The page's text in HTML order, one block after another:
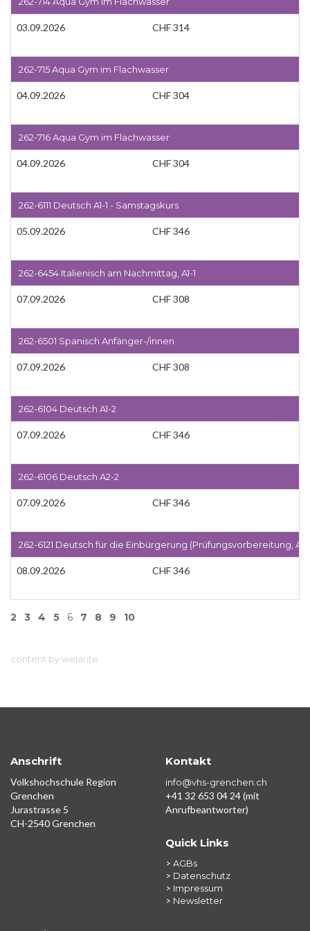
03.09.2026 CHF 314
262-715 Aqua Gym im Flachwasser
04.09.2026 CHF 304
262-716 Aqua Gym im Flachwasser
04.09.2026 CHF 304
262-6111 Deutsch A1-1 - Samstagskurs
05.09.2026 CHF 346
262-6454 Italienisch am Nachmittag, A1-1
07.09.2026 CHF 308
262-6501 Spanisch Anfänger-/innen
07.09.2026 CHF 308
262-6104 Deutsch A1-2
07.09.2026 CHF 346
262-6106 Deutsch A2-2
07.09.2026 CHF 346
262-6121 Deutsch für die Einbürgerung (Prüfungsvorbereitung, A2
08.09.2026 CHF 346
2 3 4 5 6 7 8 9 10
content by welante
Anschrift
Volkshochschule Region
Grenchen
Jurastrasse 5
CH-2540 Grenchen
Kontakt
info@vhs-grenchen.ch
+41 32 653 04 24 (mit
Anrufbeantworter)
Quick Links
> AGBs
> Datenschutz
> Impressum
> Newsletter